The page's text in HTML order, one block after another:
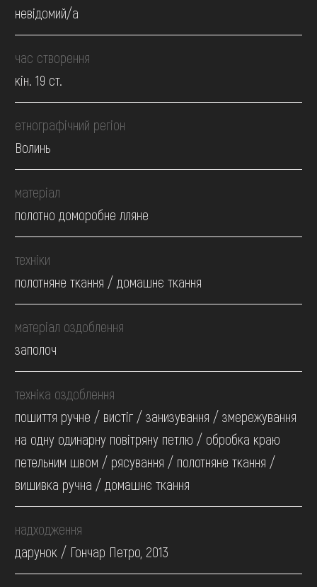
невідомий/а
час створення
кін. 19 ст.
етнографічний регіон
Волинь
матеріал
полотно доморобне лляне
техніки
полотняне ткання / домашнє ткання
матеріал оздоблення
заполоч
техніка оздоблення
пошиття ручне / вистіг / занизування / змережування
на одну одинарну повітряну петлю / обробка краю
петельним швом / рясування / полотняне ткання /
вишивка ручна / домашнє ткання
надходження
дарунок / Гончар Петро, 2013